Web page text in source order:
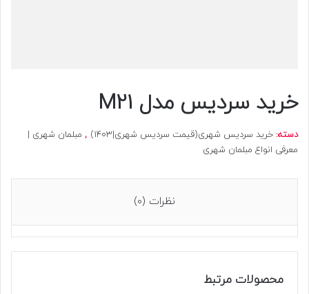
خرید سردیس مدل M21
دسته: خرید سردیس شهری(قیمت سردیس شهری|1403) , مبلمان شهری |
معرفی انواع مبلمان شهری
نظرات (0)
محصولات مرتبط